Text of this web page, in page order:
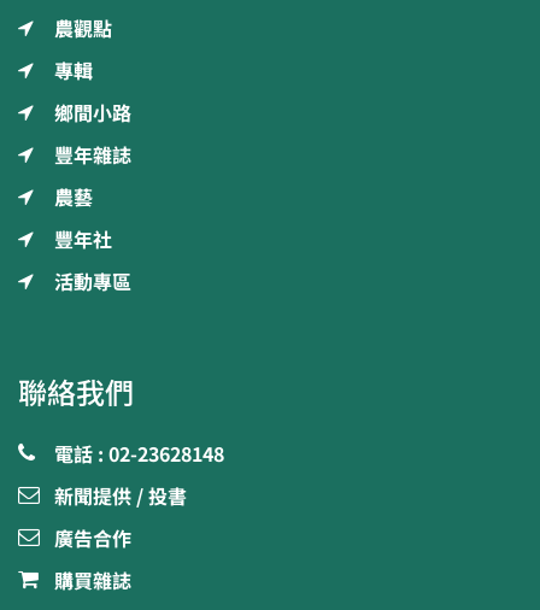
農觀點
專輯
鄉間小路
豐年雜誌
農藝
豐年社
活動專區
聯絡我們
電話 : 02-23628148
新聞提供 / 投書
廣告合作
購買雜誌